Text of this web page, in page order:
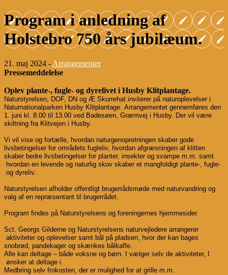
Program i anledning af
Holstebro 750 års jubilæum.
21. maj 2024 - Arrangementer
Pressemeddelelse
Oplev plante-, fugle- og dyrelivet i Husby Klitplantage.
Naturstyrelsen, DOF, DN og Æ Skurrehat inviterer på naturoplevelser i
Naturnationalparken Husby Klitplantage. Arrangementet gennemføres den
1. juni kl. 8.00 til 13.00 ved Badesøen, Græmvej i Husby. Der vil være
skiltning fra Klitvejen i Husby.
Vi​​ vil vise og​​ fortælle, hvordan naturgenopretningen skaber gode
livsbetingelser for områdets fugleliv, hvordan afgræsningen af klitten
skaber bedre livsbetingelser for planter, ​​ insekter og svampe m.m. ​​ samt
hvordan ​​ en levende og naturlig skov skaber et mangfoldigt plante-, fugle-
og dyreliv.
Naturstyrelsen afholder offentligt brugerrådsmøde med naturvandring og
valg af en repræsentant til brugerrådet.
Program findes på Naturstyrelsens og foreningernes hjemmesider.
Sct. Georgs Gilderne og Naturstyrelsens naturvejledere arrangerer
aktiviteter og oplevelser samt bål på pladsen, hvor der kan bages
snobrød, pandekager og skænkes bålkaffe.
Alle kan deltage – både voksne og børn. I vælger selv de aktiviteter, I
ønsker at deltage i.
Medbring selv frokosten, der er mulighed for at grille m.m.